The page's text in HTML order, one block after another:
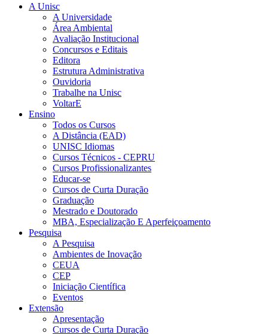
A Unisc
A Universidade
Área Ambiental
Avaliação Institucional
Concursos e Editais
Editora
Estrutura Administrativa
Ouvidoria
Trabalhe na Unisc
VoltarE
Ensino
Todos os Cursos
A Distância (EAD)
UNISC Idiomas
Cursos Técnicos - CEPRU
Cursos Profissionalizantes
Educar-se
Cursos de Curta Duração
Graduação
Mestrado e Doutorado
MBA, Especialização E Aperfeiçoamento
Pesquisa
A Pesquisa
Ambientes de Inovação
CEUA
CEP
Iniciação Científica
Eventos
Extensão
Apresentação
Cursos de Curta Duração